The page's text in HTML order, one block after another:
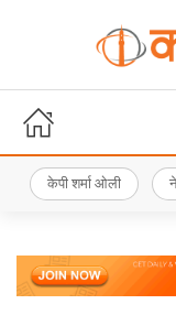
केपी शर्मा ओली